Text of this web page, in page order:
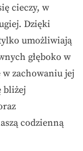
cieczy, w
Dzięki
umożliwiają
głęboko w
zachowaniu jej
bliżej
codzienną